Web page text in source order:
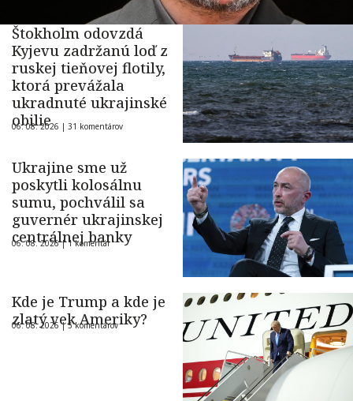
Štokholm odovzdá
Kyjevu zadržanú loď z
ruskej tieňovej flotily,
ktorá prevážala
ukradnuté ukrajinské
obilie
06. 08. 2026 | 31 komentárov
Ukrajine sme už
poskytli kolosálnu
sumu, pochválil sa
guvernér ukrajinskej
centrálnej banky
06. 08. 2026 |1 komentár
Kde je Trump a kde je
zlatý vek Ameriky?
06. 08. 2026 |5 komentárov